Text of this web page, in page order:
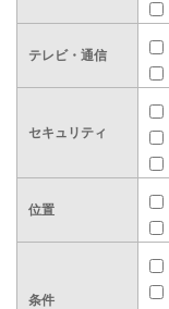
テレビ・通信
セキュリティ
位置
条件